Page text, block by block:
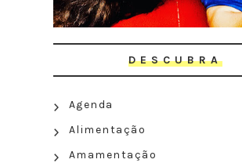
DESCUBRA
Agenda
Alimentação
Amamentação